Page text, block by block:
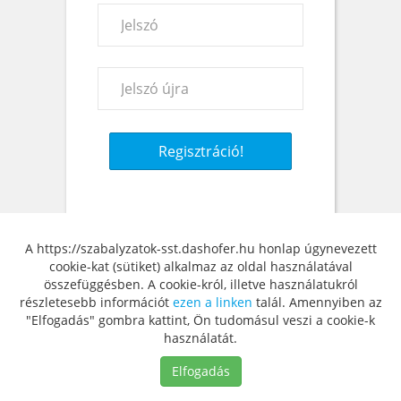
Regisztráció!
Copyright 2023 - Szabályzatok
ÁSZF
Verlag Dashöfer Szakkiadó
A https://szabalyzatok-sst.dashofer.hu honlap úgynevezett
cookie-kat (sütiket) alkalmaz az oldal használatával
összefüggésben. A cookie-król, illetve használatukról
részletesebb információt ezen a linken talál. Amennyiben az
"Elfogadás" gombra kattint, Ön tudomásul veszi a cookie-k
használatát.
Elfogadás